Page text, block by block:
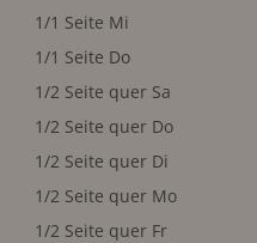
1/1 Seite Mi
1/1 Seite Do
1/2 Seite quer Sa
1/2 Seite quer Do
1/2 Seite quer Di
1/2 Seite quer Mo
1/2 Seite quer Fr